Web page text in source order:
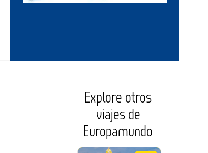
Explore otros
viajes de
Europamundo